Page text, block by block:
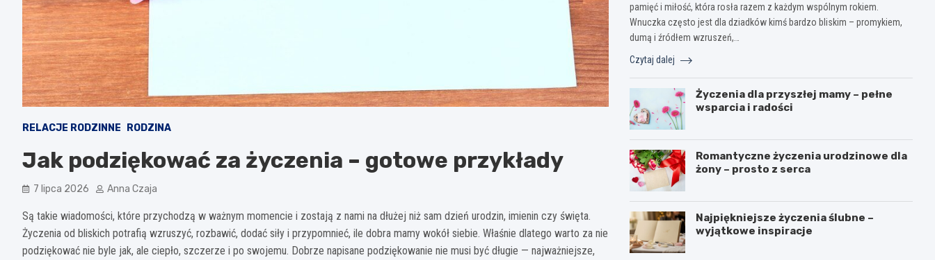
RELACJE RODZINNE RODZINA
Jak podziękować za życzenia – gotowe przykłady
7 lipca 2026 Anna Czaja
Są takie wiadomości, które przychodzą w ważnym momencie i zostają z nami na dłużej niż sam dzień urodzin, imienin czy święta.
Życzenia od bliskich potrafią wzruszyć, rozbawić, dodać siły i przypomnieć, ile dobra mamy wokół siebie. Właśnie dlatego warto za nie
podziękować nie byle jak, ale ciepło, szczerze i po swojemu. Dobrze napisane podziękowanie nie musi być długie — najważniejsze,
pamięć i miłość, która rosła razem z każdym wspólnym rokiem.
Wnuczka często jest dla dziadków kimś bardzo bliskim – promykiem,
dumą i źródłem wzruszeń,…
Czytaj dalej
Życzenia dla przyszłej mamy – pełne
wsparcia i radości
Romantyczne życzenia urodzinowe dla
żony – prosto z serca
Najpiękniejsze życzenia ślubne –
wyjątkowe inspiracje